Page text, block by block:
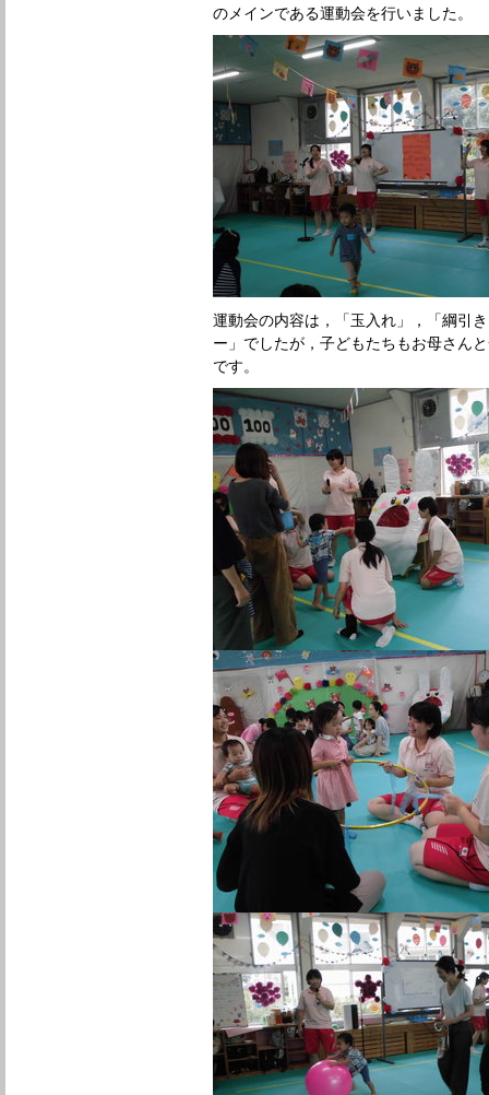
のメインである運動会を行いました。
運動会の内容は，「玉入れ」，「綱引
ー」でしたが，子どもたちもお母さん
です。